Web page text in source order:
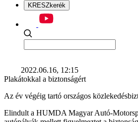
KRESZkerék
2022.06.16, 12:15
Plakátokkal a biztonságért
Az év végéig tartó országos
Elindult a HUMDA Magyar Autó-